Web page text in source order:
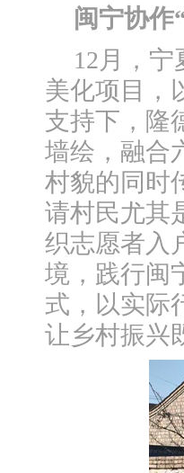
闽宁协作
12月，
美化项目，
支持下，隆
墙绘，融合
村貌的同时
请村民尤其
织志愿者入
境，践行闽
式，以实际
让乡村振兴